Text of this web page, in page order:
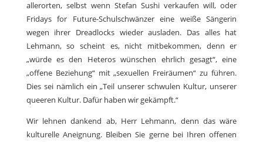
allerorten, selbst wenn Stefan Sushi verkaufen will, oder
Fridays for Future-Schulschwänzer eine weiße Sängerin
wegen ihrer Dreadlocks wieder ausladen. Das alles hat
Lehmann, so scheint es, nicht mitbekommen, denn er
„würde es den Heteros wünschen ehrlich gesagt“, eine
„offene Beziehung“ mit „sexuellen Freiräumen“ zu führen.
Dies sei nämlich ein „Teil unserer schwulen Kultur, unserer
queeren Kultur. Dafür haben wir gekämpft.“
Wir lehnen dankend ab, Herr Lehmann, denn das wäre
kulturelle Aneignung. Bleiben Sie gerne bei Ihren offenen